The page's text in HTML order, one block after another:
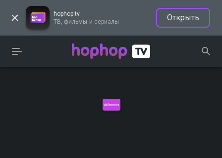
hophop.tv
ТВ, фильмы и сериалы
Открыть